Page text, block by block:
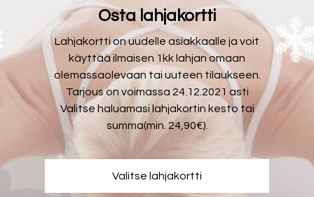
Osta lahjakortti
Lahjakortti on uudelle asiakkaalle ja voit
käyttää ilmaisen 1kk lahjan omaan
olemassaolevaan tai uuteen tilaukseen.
Tarjous on voimassa 24.12.2021 asti
Valitse haluamasi lahjakortin kesto tai
summa(min. 24,90€).
Valitse lahjakortti